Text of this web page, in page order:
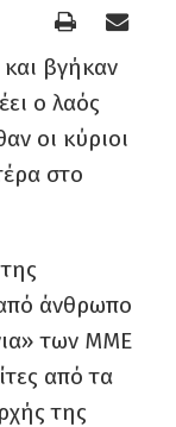
και βγήκαν
ο λαός
οι κύριοι
στο
άνθρωπο
των ΜΜΕ
από τα
της